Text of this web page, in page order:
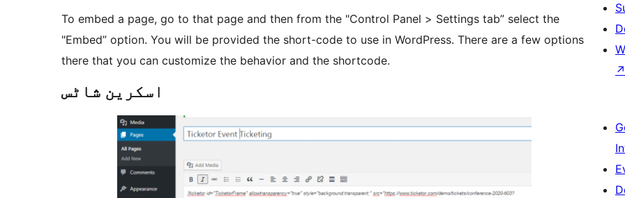
To embed a page, go to that page and then from the "Control Panel > Settings tab” select the
"Embed” option. You will be provided the short-code to use in WordPress. There are a few options
there that you can customize the behavior and the shortcode.
اسکرین شاٹس
↗